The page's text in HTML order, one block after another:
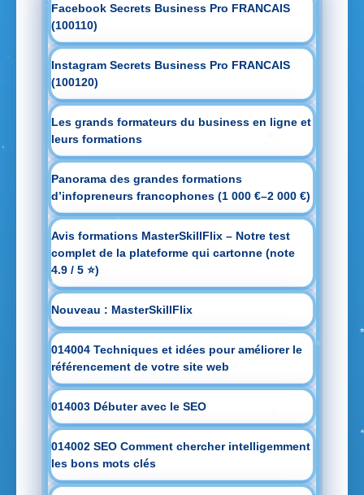
Facebook Secrets Business Pro FRANCAIS
(100110)
Instagram Secrets Business Pro FRANCAIS
(100120)
Les grands formateurs du business en ligne et
leurs formations
Panorama des grandes formations
d’infopreneurs francophones (1 000 €–2 000 €)
Avis formations MasterSkillFlix – Notre test
complet de la plateforme qui cartonne (note
4.9 / 5 ⭐)
Nouveau : MasterSkillFlix
014004 Techniques et idées pour améliorer le
référencement de votre site web
014003 Débuter avec le SEO
014002 SEO Comment chercher intelligemment
les bons mots clés